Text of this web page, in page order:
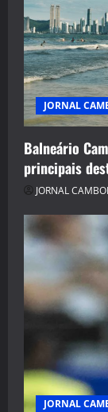
JORNAL
Balneário
principais
JORNAL
JORNAL